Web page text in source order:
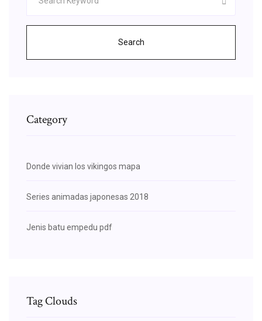
Search
Category
Donde vivian los vikingos mapa
Series animadas japonesas 2018
Jenis batu empedu pdf
Tag Clouds